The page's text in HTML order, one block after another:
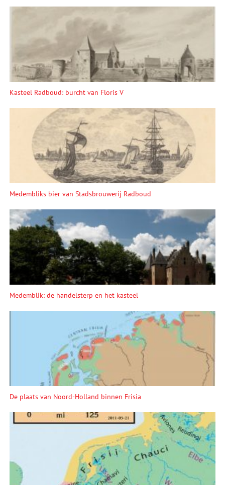
Kasteel Radboud: burcht van Floris V
Medembliks bier van Stadsbrouwerij Radboud
Medemblik: de handelsterp en het kasteel
De plaats van Noord-Holland binnen Frisia